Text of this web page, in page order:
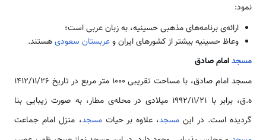
نمود:
ارائه‌ی برنامه‌های مذهبی حسینیه، به زبان عربی است؛
وعاظ حسینیه بیشتر از کشورهای ایران وعربستان سعودیهستند.
مسجدامام صادق
مسجد امام صادق، با مساحت تقریبی 1000 متر مربع در تاریخ 1412/11/26
ه.ق، برابر با 1992/11/21 میلادی در محله‌ی مطار، به صورت زیبایی بنا
گردیده است. در این مسجد، علاوه بر حیاتمسجد، منزل امام جماعت